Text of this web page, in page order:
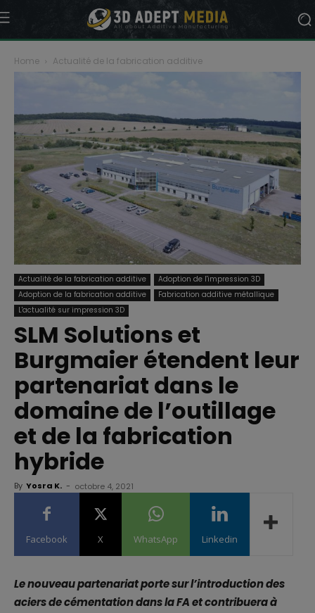
Home Actualité de la fabrication additive
Actualité de la fabrication additive
Adoption de l'impression 3D
Adoption de la fabrication additive
Fabrication additive métallique
L'actualité sur impression 3D
SLM Solutions et
Burgmaier étendent leur
partenariat dans le
domaine de l’outillage
et de la fabrication
hybride
By Yosra K. - octobre 4, 2021
Facebook X WhatsApp Linkedin
Le nouveau partenariat porte sur l’introduction des
aciers de cémentation dans la FA et contribuera à